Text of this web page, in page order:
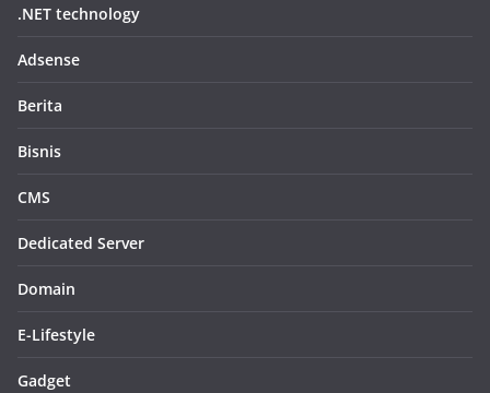
.NET technology
Adsense
Berita
Bisnis
CMS
Dedicated Server
Domain
E-Lifestyle
Gadget